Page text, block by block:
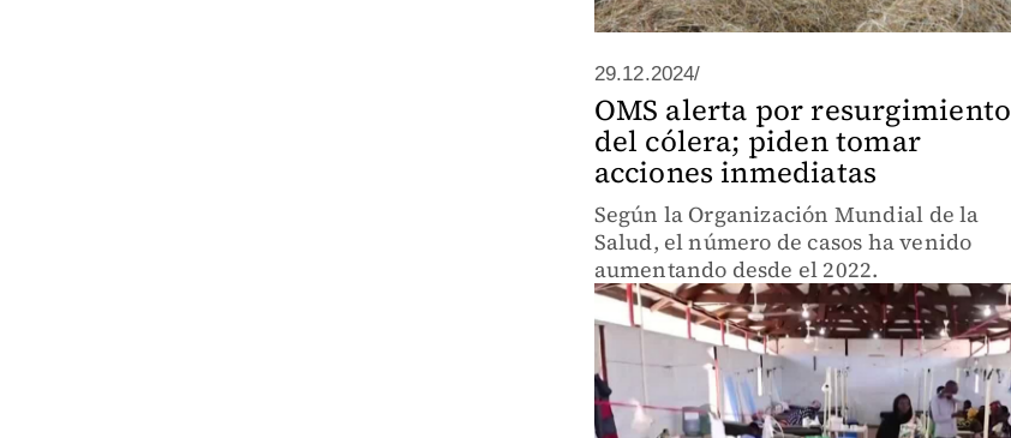
29.12.2024/
OMS alerta por resurgimiento
del cólera; piden tomar
acciones inmediatas
Según la Organización Mundial de la
Salud, el número de casos ha venido
aumentando desde el 2022.